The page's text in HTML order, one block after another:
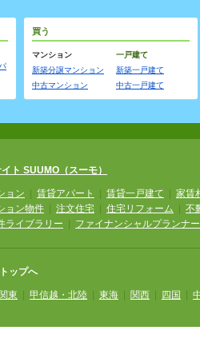
買う
マンション
新築分譲マンション
中古マンション
一戸建て
新築一戸建て
中古一戸建て
ト SUUMO（スーモ）
ョン 賃貸アパート 賃貸一戸建て 家賃
ョン物件 注文住宅 住宅リフォーム 不
ライブラリー ファイナンシャルプランナ
ップへ
関東 甲信越・北陸 東海 関西 四国